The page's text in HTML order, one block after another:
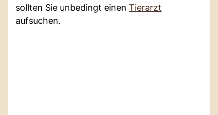
sollten Sie unbedingt einen Tierarzt
aufsuchen.